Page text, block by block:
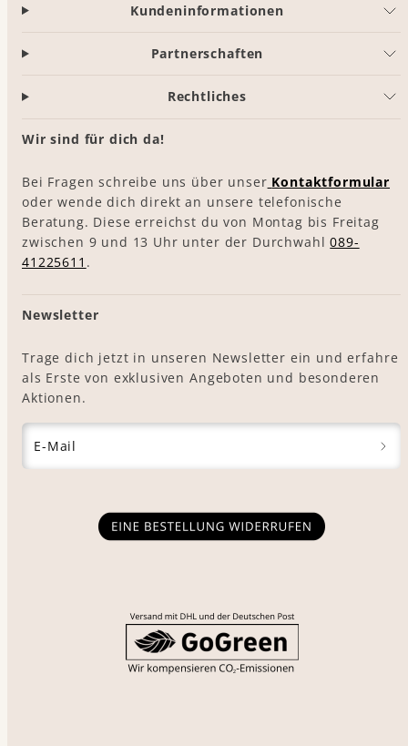
Kundeninformationen
Partnerschaften
Rechtliches
Wir sind für dich da!
Bei Fragen schreibe uns über unser Kontaktformular
oder wende dich direkt an unsere telefonische
Beratung. Diese erreichst du von Montag bis Freitag
zwischen 9 und 13 Uhr unter der Durchwahl089-
41225611 .
Newsletter
Trage dich jetzt in unseren Newsletter ein und erfahre
als Erste von exklusiven Angeboten und besonderen
Aktionen.
E-Mail